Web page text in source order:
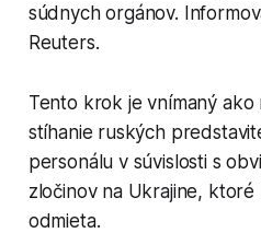
súdnych orgánov.
Reuters.
Tento krok je vnímaný ako
stíhanie ruských
personálu v súvislosti s
zločinov na Ukrajine,
odmieta.